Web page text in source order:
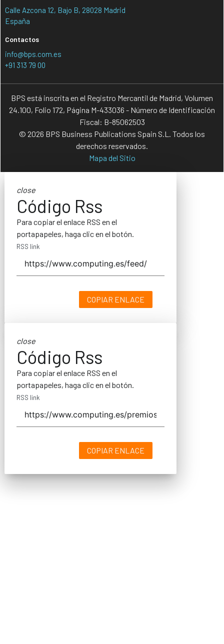
Calle Azcona 12, Bajo B, 28028 Madrid
España
Contactos
info@bps.com.es
+91 313 79 00
BPS está inscrita en el Registro Mercantil de Madrid, Volumen
24.100, Folio 172, Página M-433036 - Número de Identificación
Fiscal: B-85062503
© 2026 BPS Business Publications Spain S.L. Todos los
derechos reservados.
Mapa del Sitio
close
Código Rss
Para copiar el enlace RSS en el
portapapeles, haga clic en el botón.
RSS link
COPIAR ENLACE
close
Código Rss
Para copiar el enlace RSS en el
portapapeles, haga clic en el botón.
RSS link
COPIAR ENLACE